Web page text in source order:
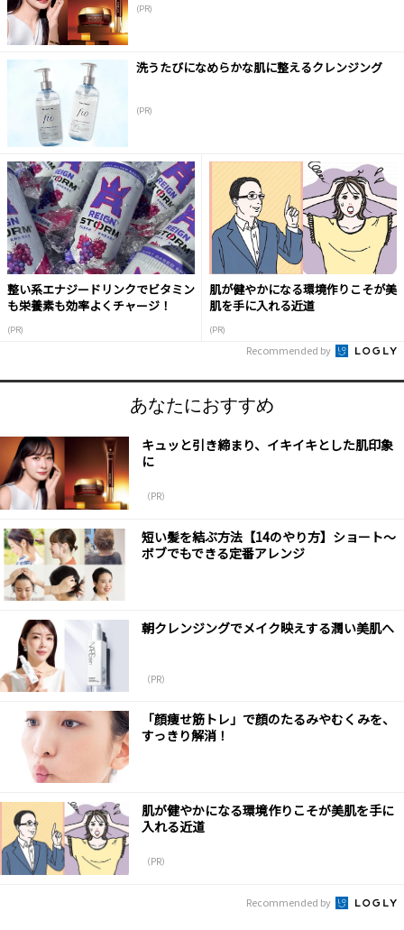
(PR)
洗うたびになめらかな肌に整えるクレンジング
(PR)
整い系エナジードリンクでビタミン
も栄養素も効率よくチャージ！
(PR)
肌が健やかになる環境作りこそが美
肌を手に入れる近道
(PR)
Recommended by
あなたにおすすめ
キュッと引き締まり、イキイキとした肌印象
に
（PR）
短い髪を結ぶ方法【14のやり方】ショート～
ボブでもできる定番アレンジ
朝クレンジングでメイク映えする潤い美肌へ
（PR）
「顔痩せ筋トレ」で顔のたるみやむくみを、
すっきり解消！
肌が健やかになる環境作りこそが美肌を手に
入れる近道
（PR）
Recommended by